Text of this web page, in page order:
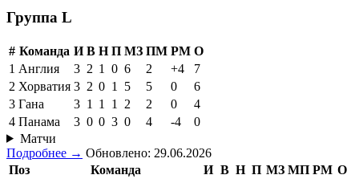
Группа L
# Команда И В Н П МЗ ПМ РМ О
1 Англия 3 2 1 0 6 2 +4
7
2 Хорватия 3 2 0 1 5 5 0
6
3 Гана 3 1 1 1 2 2 0
4
4 Панама 3 0 0 3 0 4 -4
0
Матчи
Подробнее → Обновлено: 29.06.2026
Поз
Команда И В Н П МЗ МП РМ О